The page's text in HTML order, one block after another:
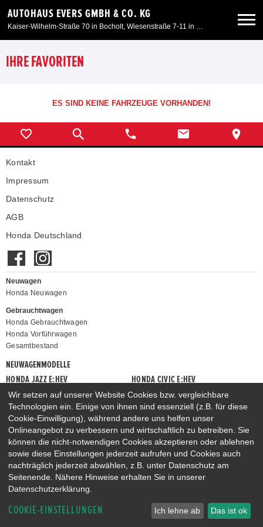
AUTOHAUS EVERS GMBH & CO. KG
Kaiser-Wilhelm-Straße 70 in Bocholt, Wiesenstraße 7-11 in Kleve, Am Spaltmannsfeld 11-13 in Wesel
Neuwagen
Angebote
Service & Zubehör
Unser Autohaus
IHRE FAVORITEN
ES SIND KEINE FAHRZEUGE VORHANDEN!
Kontakt
Impressum
Datenschutz
AGB
Honda Deutschland
Neuwagen
Honda Neuwagen
Gebrauchtwagen
Honda Gebrauchtwagen
Honda Vorführwagen
Gesamtbestand
NEUWAGENMODELLE
HONDA JAZZ E:HEV
HONDA CIVIC E:HEV
HONDA PRELUDE E:HEV
HONDA HR-V E:HEV
HONDA ZR-V E:HEV
HONDA CR-V E:HEV & E:PHEV
Wir setzen auf unserer Website Cookies bzw. vergleichbare
Technologien ein. Einige von ihnen sind essenziell (z.B. für diese
Cookie-Einwilligung), während andere uns helfen unser
Onlineangebot zu verbessern und wirtschaftlich zu betreiben. Sie
können die nicht-notwendigen Cookies akzeptieren oder ablehnen
sowie diese Einstellungen jederzeit aufrufen und Cookies auch
nachträglich jederzeit abwählen, z.B. unter Datenschutz am
Seitenende. Nähere Hinweise erhalten Sie in unserer
Datenschutzerklärung.
COOKIE-EINSTELLUNGEN Ich lehne ab Das ist ok